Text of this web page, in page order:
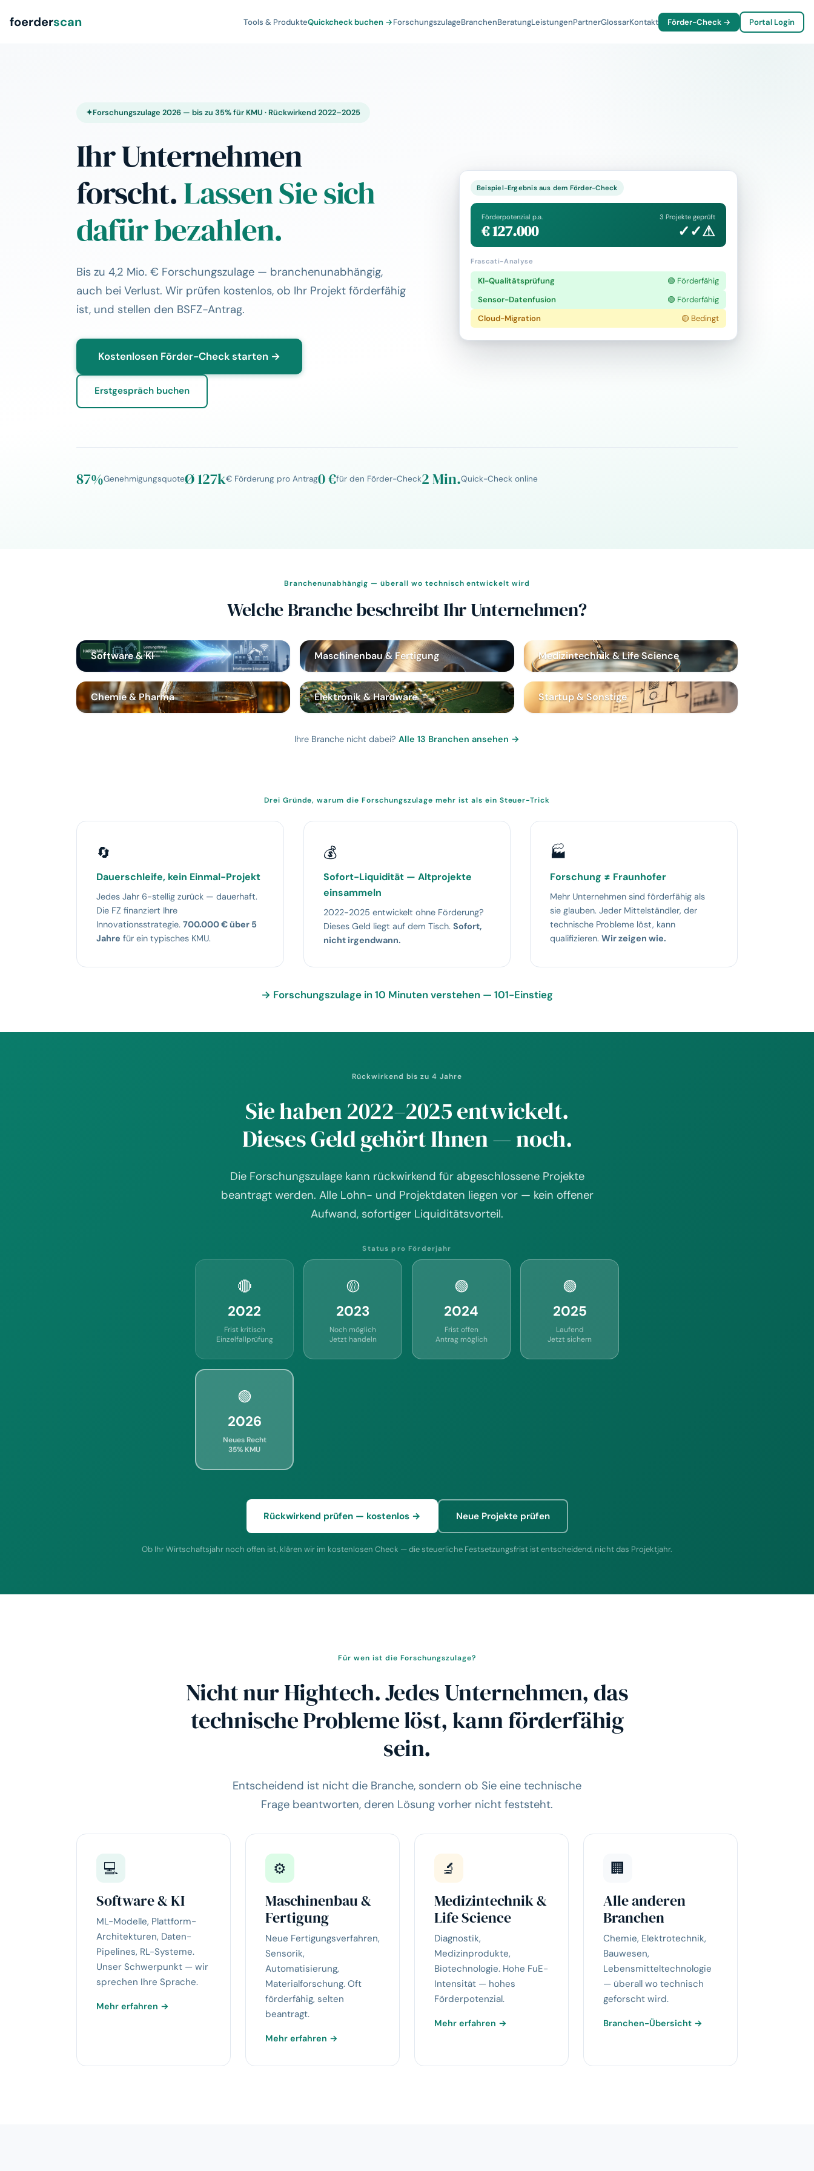
foerderscan Tools & ProdukteQuickcheck buchen →ForschungszulageBranchenBeratungLeistungenPartnerGlossarKontakt Förder-Check → Portal Login
Forschungszulage 2026 — bis zu 35% für KMU · Rückwirkend 2022–2025
Ihr Unternehmen
forscht.Lassen Sie sich
dafür bezahlen.
Bis zu 4,2 Mio. € Forschungszulage — branchenunabhängig,
auch bei Verlust. Wir prüfen kostenlos, ob Ihr Projekt förderfähig
ist, und stellen den BSFZ-Antrag.
Kostenlosen Förder-Check starten →
Erstgespräch buchen
Beispiel-Ergebnis aus dem Förder-Check
Förderpotenzial p.a.
€ 127.000
3 Projekte geprüft
✓✓⚠
Frascati-Analyse
KI-Qualitätsprüfung
🟢 Förderfähig
Sensor-Datenfusion
🟢 Förderfähig
Cloud-Migration
🟡 Bedingt
87%Genehmigungs­quoteØ 127k€ Förderung pro Antrag0 €für den Förder-Check2 Min.Quick-Check online
Branchenunabhängig — überall wo technisch entwickelt wird
Welche Branche beschreibt Ihr Unternehmen?
Software & KI Maschinenbau & Fertigung Medizintechnik & Life Science
Chemie & Pharma Elektronik & Hardware Startup & Sonstige
Ihre Branche nicht dabei? Alle 13 Branchen ansehen →
Drei Gründe, warum die Forschungszulage mehr ist als ein Steuer-Trick
🔄
Dauerschleife, kein Einmal-Projekt
Jedes Jahr 6-stellig zurück — dauerhaft.
Die FZ finanziert Ihre
Innovationsstrategie. 700.000 € über 5
Jahre für ein typisches KMU.
💰
Sofort-Liquidität — Altprojekte
einsammeln
2022-2025 entwickelt ohne Förderung?
Dieses Geld liegt auf dem Tisch. Sofort,
nicht irgendwann.
🏭
Forschung ≠ Fraunhofer
Mehr Unternehmen sind förderfähig als
sie glauben. Jeder Mittelständler, der
technische Probleme löst, kann
qualifizieren.Wir zeigen wie.
→ Forschungszulage in 10 Minuten verstehen — 101-Einstieg
Rückwirkend bis zu 4 Jahre
Sie haben 2022–2025 entwickelt.
Dieses Geld gehört Ihnen — noch.
Die Forschungszulage kann rückwirkend für abgeschlossene Projekte
beantragt werden. Alle Lohn- und Projektdaten liegen vor — kein offener
Aufwand, sofortiger Liquiditätsvorteil.
Status pro Förderjahr
🔴
2022
Frist kritisch
Einzelfallprüfung
🟡
2023
Noch möglich
Jetzt handeln
🟢
2024
Frist offen
Antrag möglich
🟢
2025
Laufend
Jetzt sichern
🟢
2026
Neues Recht
35% KMU
Rückwirkend prüfen — kostenlos → Neue Projekte prüfen
Ob Ihr Wirtschaftsjahr noch offen ist, klären wir im kostenlosen Check — die steuerliche Festsetzungsfrist ist entscheidend, nicht das Projektjahr.
Für wen ist die Forschungszulage?
Nicht nur Hightech. Jedes Unternehmen, das
technische Probleme löst, kann förderfähig
sein.
Entscheidend ist nicht die Branche, sondern ob Sie eine technische
Frage beantworten, deren Lösung vorher nicht feststeht.
💻
Software & KI
ML-Modelle, Plattform-
Architekturen, Daten-
Pipelines, RL-Systeme.
Unser Schwerpunkt — wir
sprechen Ihre Sprache.
Mehr erfahren →
⚙️
Maschinenbau &
Fertigung
Neue Fertigungsverfahren,
Sensorik,
Automatisierung,
Materialforschung. Oft
förderfähig, selten
beantragt.
Mehr erfahren →
🔬
Medizintechnik &
Life Science
Diagnostik,
Medizinprodukte,
Biotechnologie. Hohe FuE-
Intensität — hohes
Förderpotenzial.
Mehr erfahren →
🏢
Alle anderen
Branchen
Chemie, Elektrotechnik,
Bauwesen,
Lebensmitteltechnologie
— überall wo technisch
geforscht wird.
Branchen-Übersicht →